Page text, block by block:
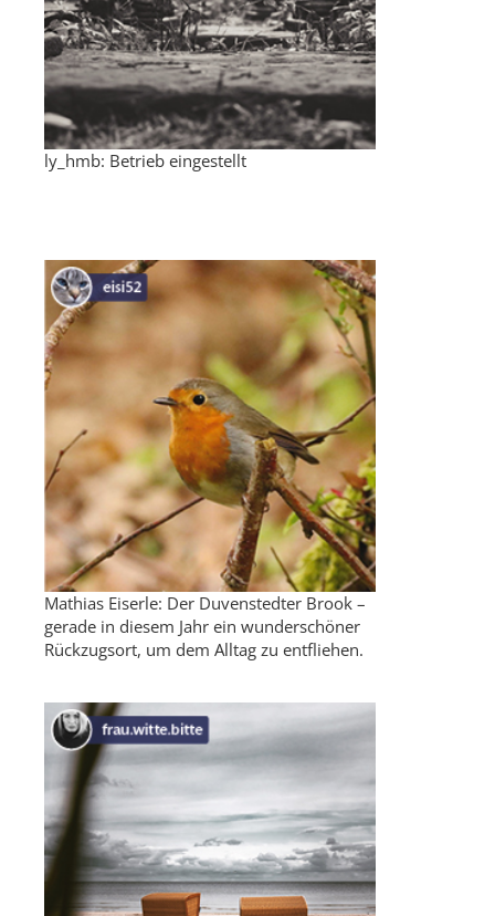
ly_hmb: Betrieb eingestellt
Mathias Eiserle: Der Duvenstedter Brook –
gerade in diesem Jahr ein wunderschöner
Rückzugsort, um dem Alltag zu entfliehen.